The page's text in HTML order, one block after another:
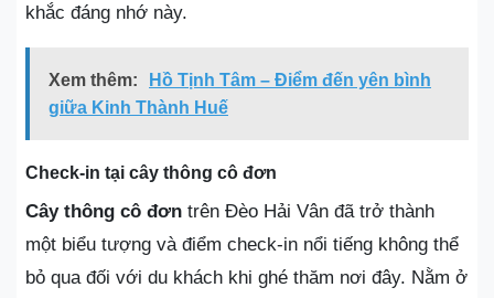
khắc đáng nhớ này.
Xem thêm:
Hồ Tịnh Tâm – Điểm đến yên bình
giữa Kinh Thành Huế
Check-in tại cây thông cô đơn
Cây thông cô đơn trên Đèo Hải Vân đã trở thành
một biểu tượng và điểm check-in nổi tiếng không thể
bỏ qua đối với du khách khi ghé thăm nơi đây. Nằm ở